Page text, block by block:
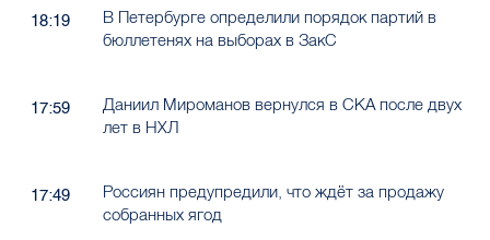
18:19
В Петербурге определили порядок партий в
бюллетенях на выборах в ЗакС
17:59
Даниил Мироманов вернулся в СКА после двух
лет в НХЛ
17:49
Россиян предупредили, что ждёт за продажу
собранных ягод